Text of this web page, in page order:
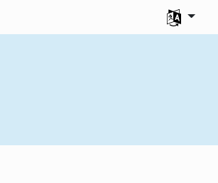
Izberite